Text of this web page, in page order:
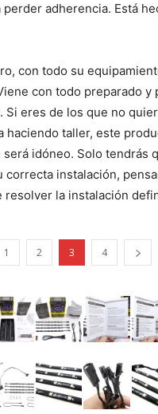
adherencia. Está
con todo su
con todo preparado y
Si eres de los que no
haciendo taller, este
idóneo. Solo tendrás
correcta instalación,
resolver la instalación
1 2 3 4